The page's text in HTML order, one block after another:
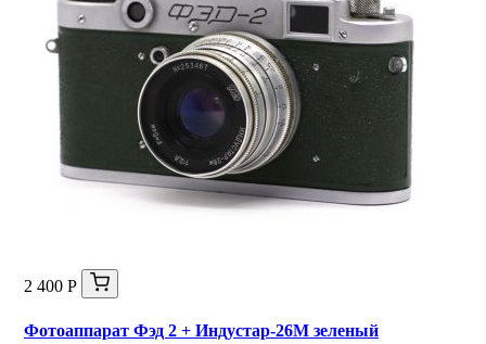
2 400 Р
Фотоаппарат Фэд 2 + Индустар-26М зеленый